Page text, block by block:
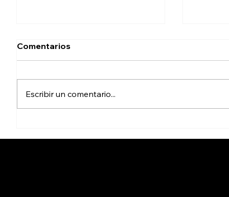
legal de Ingemar; suman 9
años
Comentarios
Escribir un comentario...